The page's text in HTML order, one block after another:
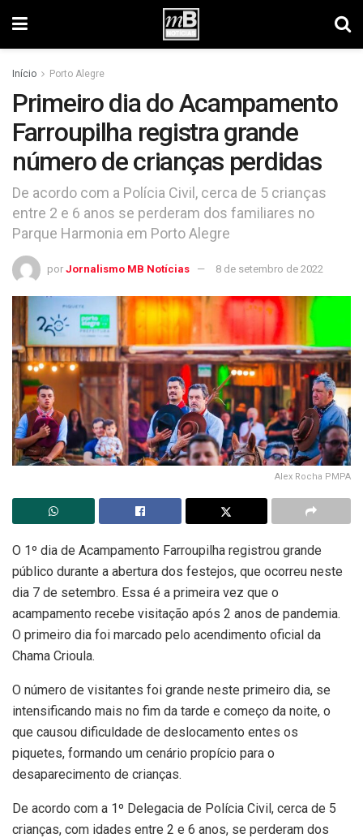
Início Porto Alegre
Primeiro dia do Acampamento
Farroupilha registra grande
número de crianças perdidas
De acordo com a Polícia Civil, cerca de 5 crianças
entre 2 e 6 anos se perderam dos familiares no
Parque Harmonia em Porto Alegre
por Jornalismo MB Notícias 8 de setembro de 2022
Alex Rocha PMPA
O 1º dia de Acampamento Farroupilha registrou grande
público durante a abertura dos festejos, que ocorreu neste
dia 7 de setembro. Essa é a primeira vez que o
acampamento recebe visitação após 2 anos de pandemia.
O primeiro dia foi marcado pelo acendimento oficial da
Chama Crioula.
O número de visitantes foi grande neste primeiro dia, se
intensificando mais no fim da tarde e começo da noite, o
que causou dificuldade de deslocamento entes os
piquetes, formando um cenário propício para o
desaparecimento de crianças.
De acordo com a 1º Delegacia de Polícia Civil, cerca de 5
crianças, com idades entre 2 e 6 anos, se perderam dos